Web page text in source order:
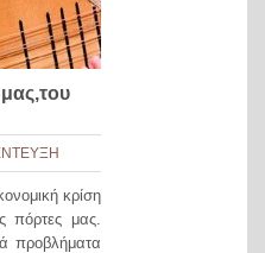
κρίση
πόρτες μας.
προβλήματα